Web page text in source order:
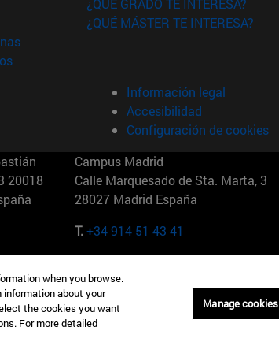
en nueva ventana)
(abre en nueva ventana)
(abre en nueva ventana)
¿QUÉ GRADO TE INTERESA?
¿QUÉ MÁSTER TE INTERESA?
Información legal
Accesibilidad
Configuración de cookies
20018
Campus Madrid
Calle Marquesado de Sta. Marta, 3
28027 Madrid España
T.+34 914 51 43 41
York Maria-Theresia-Straße 15 81675
Múnich Alemania
T.+49 89 24209790
when you browse.
information about your
the cookies you want
For more detailed
Manage cookies